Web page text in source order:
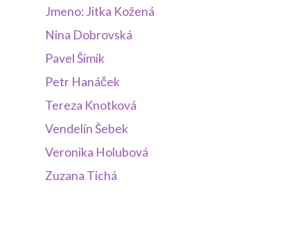
Jmeno: Jitka Kožená
Nina Dobrovská
Pavel Šimík
Petr Hanáček
Tereza Knotková
Vendelín Šebek
Veronika Holubová
Zuzana Tichá